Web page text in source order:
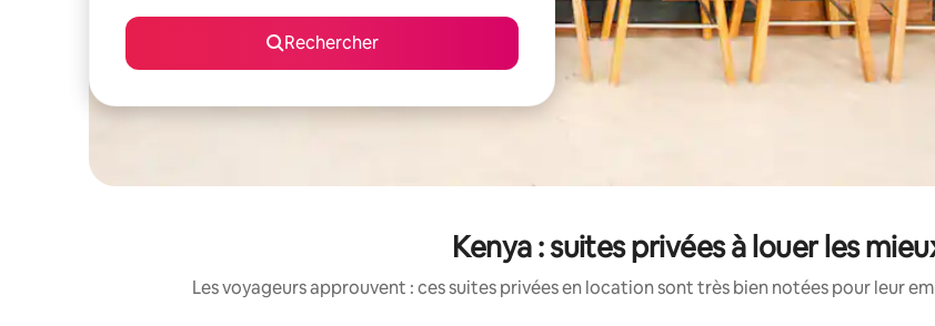
Rechercher
Kenya : suites privées à louer les
Les voyageurs approuvent : ces suites privées en location sont très bien notées pour leur